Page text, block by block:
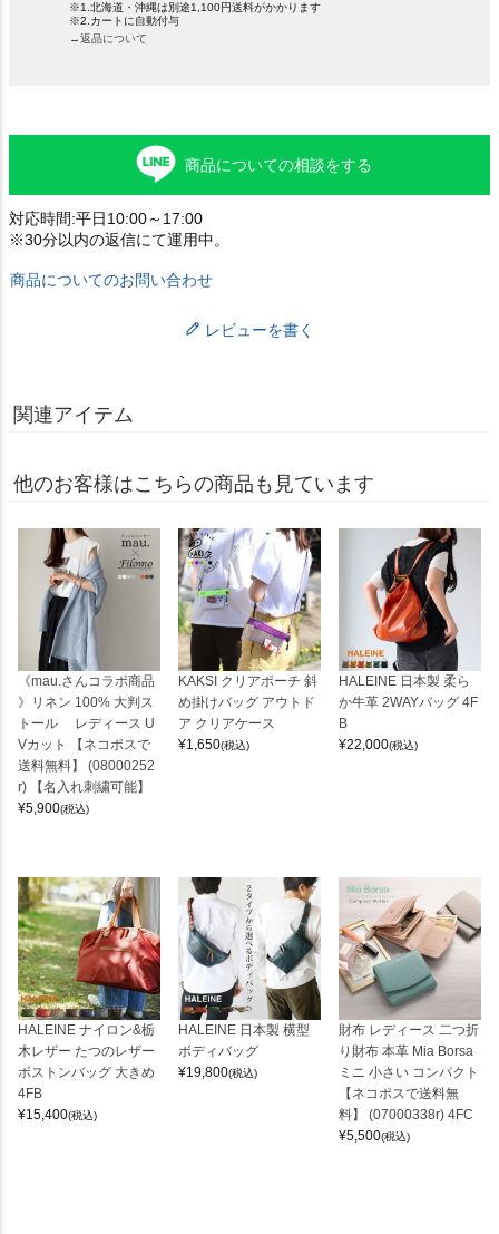
※1.北海道・沖縄は別途1,100円送料がかかります
※2.カートに自動付与
→返品について
商品についての相談をする
対応時間:平日10:00～17:00
※30分以内の返信にて運用中。
商品についてのお問い合わせ
レビューを書く
関連アイテム
他のお客様はこちらの商品も見ています
《mau.さんコラボ商品
》リネン 100% 大判ス
トール レディース U
Vカット 【ネコポスで
送料無料】 (08000252
r) 【名入れ刺繍可能】
¥5,900(税込)
KAKSI クリアポーチ 斜
め掛けバッグ アウトド
ア クリアケース
¥1,650(税込)
HALEINE 日本製 柔ら
か牛革 2WAYバッグ 4F
B
¥22,000(税込)
HALEINE ナイロン&栃
木レザー たつのレザー
ボストンバッグ 大きめ
4FB
¥15,400(税込)
HALEINE 日本製 横型
ボディバッグ
¥19,800(税込)
財布 レディース 二つ折
り財布 本革 Mia Borsa
ミニ 小さい コンパクト
【ネコポスで送料無
料】 (07000338r) 4FC
¥5,500(税込)